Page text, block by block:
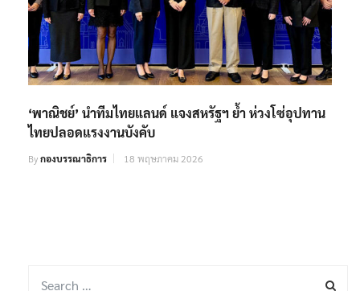
‘พาณิชย์’ นำทีมไทยแลนด์ แจงสหรัฐฯ ย้ำ ห่วงโซ่อุปทาน
ไทยปลอดแรงงานบังคับ
Byกองบรรณาธิการ 18 พฤษภาคม 2026